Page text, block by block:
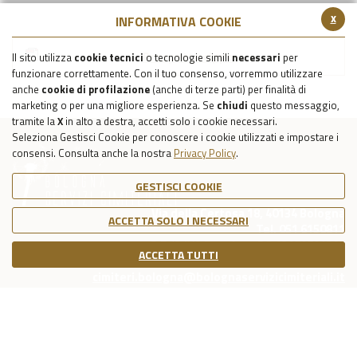
x
INFORMATIVA COOKIE
Il sito utilizza cookie tecnici o tecnologie simili necessari per
funzionare correttamente. Con il tuo consenso, vorremmo utilizzare
anche cookie di profilazione (anche di terze parti) per finalità di
marketing o per una migliore esperienza. Se chiudi questo messaggio,
tramite laX in alto a destra, accetti solo i cookie necessari.
Seleziona Gestisci Cookie per conoscere i cookie utilizzati e impostare i
consensi. Consulta anche la nostra Privacy Policy.
GESTISCI COOKIE
ACCETTA SOLO I NECESSARI
ACCETTA TUTTI
Prospetto cippo
Via della Certosa 18, 40134 Bologna
Tel. 051 6150811
C.F./P.IVA Reg. Imp. BO 03079781203
Capitale Sociale Int. Vers. €39.215,69